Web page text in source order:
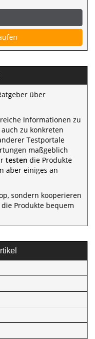
über
Informationen zu
zu konkreten
Testportale
maßgeblich
testen die Produkte
aber einiges an
sondern kooperieren
Produkte bequem